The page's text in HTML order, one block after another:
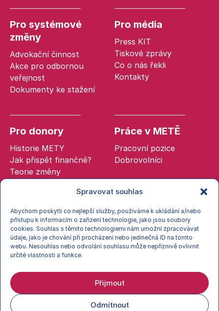
Spravovat souhlas
Abychom poskytli co nejlepší služby, používáme k ukládání a/nebo
přístupu k informacím o zařízení technologie, jako jsou soubory
cookies. Souhlas s těmito technologiemi nám umožní zpracovávat
údaje, jako je chování při procházení nebo jedinečná ID na tomto
webu. Nesouhlas nebo odvolání souhlasu může nepříznivě ovlivnit
určité vlastnosti a funkce.
Přijmout
Odmítnout
Pro systémové
změny
Advokační činnost
Akce pro odbornou
veřejnost
Dokumenty ke stažení
Pro média
Press KIT
Tiskové zprávy
Co o nás řekli
Kontakty
Pro donory
Historie METY
Jak přispět finančně?
Teorie změny
Práce v METĚ
Pracovní pozice
Dobrovolníci
Zásady cookies
Zpracování osobních údajů (GDPR)
Obchodní podmínky
© 2026 META, o. p. s.